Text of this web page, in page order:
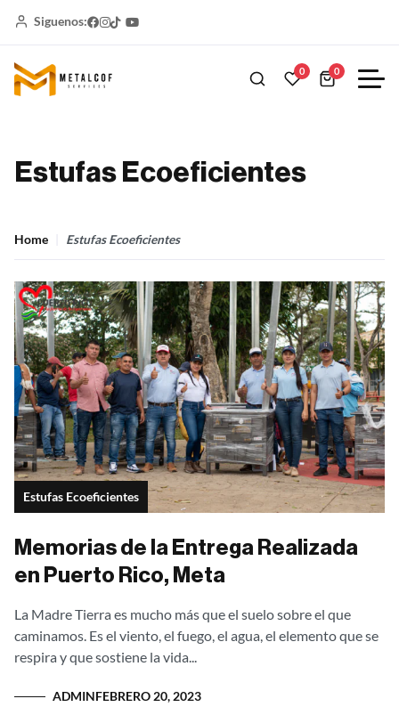
Siguenos:
0 0
Estufas Ecoeficientes
Home Estufas Ecoeficientes
Estufas Ecoeficientes
Memorias de la Entrega Realizada
en Puerto Rico, Meta
La Madre Tierra es mucho más que el suelo sobre el que
caminamos. Es el viento, el fuego, el agua, el elemento que se
respira y que sostiene la vida...
ADMINFEBRERO 20, 2023